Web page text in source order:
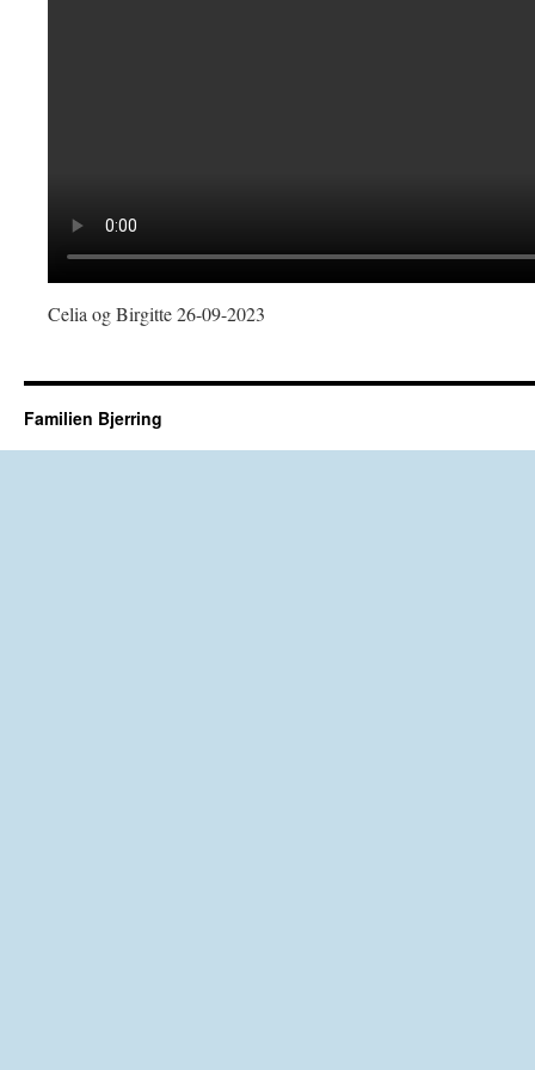
Celia og Birgitte 26-09-2023
Familien Bjerring